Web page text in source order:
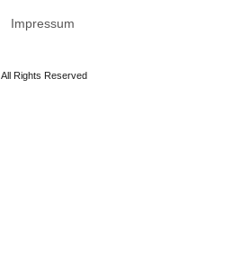
Impressum
All Rights Reserved